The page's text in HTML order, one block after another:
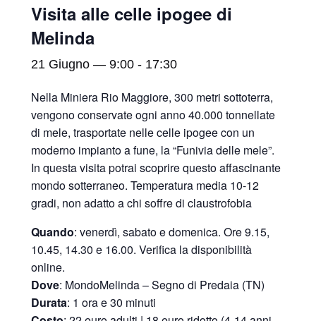
Visita alle celle ipogee di
Melinda
21 Giugno — 9:00 - 17:30
Nella Miniera Rio Maggiore, 300 metri sottoterra,
vengono conservate ogni anno 40.000 tonnellate
di mele, trasportate nelle celle ipogee con un
moderno impianto a fune, la “Funivia delle mele”.
In questa visita potrai scoprire questo affascinante
mondo sotterraneo. Temperatura media 10-12
gradi, non adatto a chi soffre di claustrofobia
Quando: venerdì, sabato e domenica. Ore 9.15,
10.45, 14.30 e 16.00. Verifica la disponibilità
online.
Dove: MondoMelinda – Segno di Predaia (TN)
Durata: 1 ora e 30 minuti